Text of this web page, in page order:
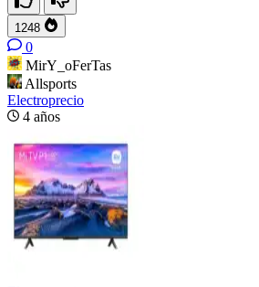
1248
0
MirY_oFerTas
Allsports
Electroprecio
4 años